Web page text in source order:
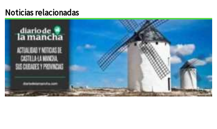
Noticias relacionadas